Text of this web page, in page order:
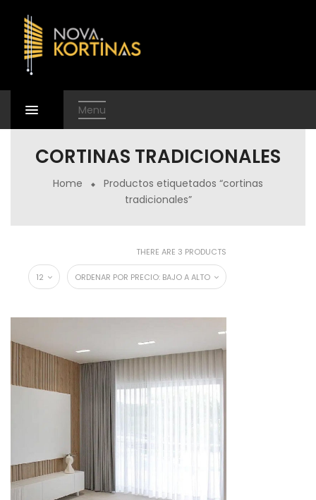
Menu
CORTINAS TRADICIONALES
Home
Productos etiquetados “cortinas
tradicionales”
THERE ARE 3 PRODUCTS
ORDENAR POR PRECIO: BAJO A ALTO
12